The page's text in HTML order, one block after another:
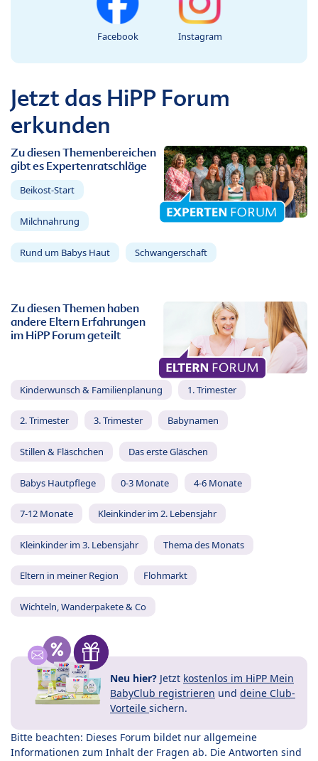
Facebook Instagram
Jetzt das HiPP Forum
erkunden
Zu diesen Themenbereichen
gibt es Expertenratschläge
Beikost-Start
Milchnahrung
Rund um Babys Haut Schwangerschaft
Zu diesen Themen haben
andere Eltern Erfahrungen
im HiPP Forum geteilt
Kinderwunsch & Familienplanung 1. Trimester
2. Trimester 3. Trimester Babynamen
Stillen & Fläschchen Das erste Gläschen
Babys Hautpflege 0-3 Monate 4-6 Monate
7-12 Monate Kleinkinder im 2. Lebensjahr
Kleinkinder im 3. Lebensjahr Thema des Monats
Eltern in meiner Region Flohmarkt
Wichteln, Wanderpakete & Co
Neu hier? Jetzt kostenlos im HiPP Mein
BabyClub registrieren und deine Club-
Vorteile sichern.
Bitte beachten: Dieses Forum bildet nur allgemeine
Informationen zum Inhalt der Fragen ab. Die Antworten sind